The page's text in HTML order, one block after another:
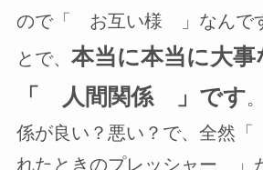
ので「 お互い様 」なんで
とで、 本当に本当に大事
「 人間関係 」です
係が良い？悪い？で、全然
れたときのプレッシャー 」